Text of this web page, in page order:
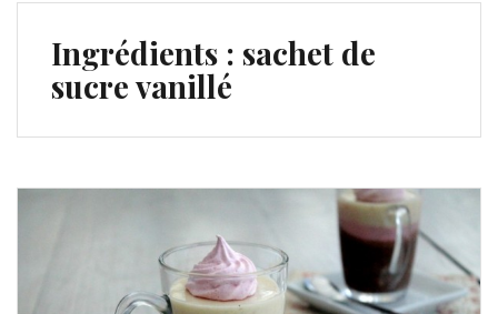
Ingrédients : sachet de
sucre vanillé